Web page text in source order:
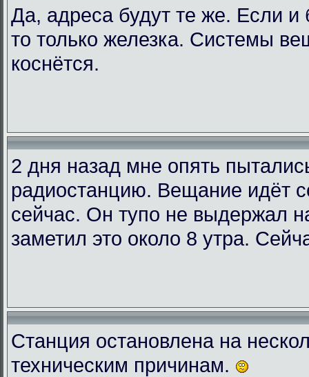
Да, адреса будут те же. Если и
то только железка. Системы
коснётся.
2 дня назад мне опять
радиостанцию. Вещание идёт
сейчас. Он тупо не выдержал
заметил это около 8 утра.
Станция остановлена на
техническим причинам.